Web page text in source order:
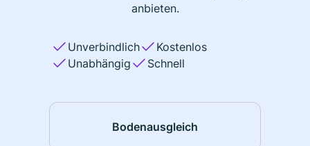
anbieten.
Unverbindlich
Kostenlos
Unabhängig
Schnell
Bodenausgleich